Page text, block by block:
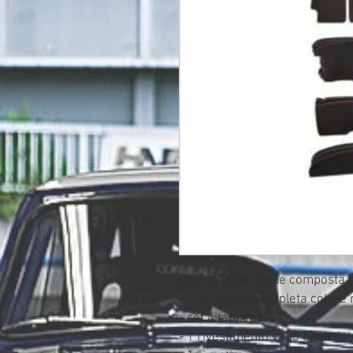
Offerta imperdibile composta
- 1 moquette completa
- set 4 tappetini
- 1 rivestimento vano baule